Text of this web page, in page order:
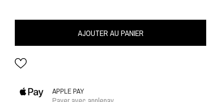
AJOUTER AU PANIER
APPLE PAY